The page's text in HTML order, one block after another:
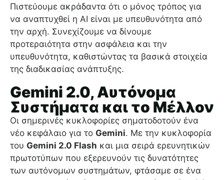
Πιστεύουμε ακράδαντα ότι ο μόνος τρόπος για
να αναπτυχθεί η AI είναι με υπευθυνότητα από
την αρχή. Συνεχίζουμε να δίνουμε
προτεραιότητα στην ασφάλεια και την
υπευθυνότητα, καθιστώντας τα βασικά στοιχεία
της διαδικασίας ανάπτυξης.
Gemini 2.0, Αυτόνομα
Συστήματα και το Μέλλον
Οι σημερινές κυκλοφορίες σηματοδοτούν ένα
νέο κεφάλαιο για το Gemini. Με την κυκλοφορία
του Gemini 2.0 Flash και μια σειρά ερευνητικών
πρωτοτύπων που εξερευνούν τις δυνατότητες
των αυτόνομων συστημάτων, φτάσαμε σε ένα